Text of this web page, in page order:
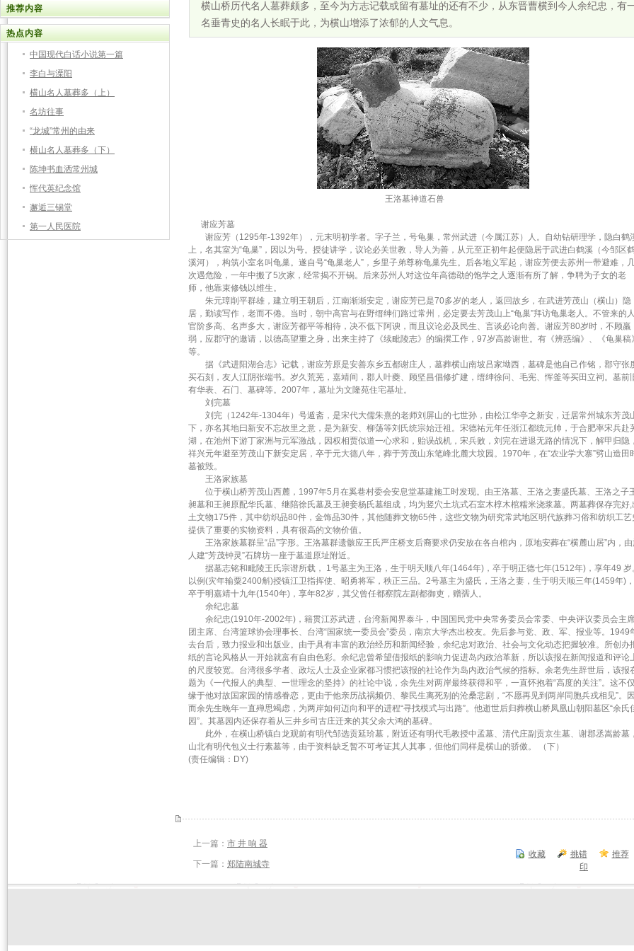
推荐内容
热点内容
中国现代白话小说第一篇
李白与溧阳
横山名人墓葬多（上）
名坊往事
“龙城”常州的由来
横山名人墓葬多（下）
陈坤书血洒常州城
恽代英纪念馆
邂逅三锡堂
第一人民医院
横山桥历代名人墓葬颇多，至今为方志记载或留有墓址的还有不少，从东晋曹横到今人余纪忠，有
名垂青史的名人长眠于此，为横山增添了浓郁的人文气息。
王洛墓神道石兽
谢应芳墓
谢应芳（1295年-1392年），元末明初学者。字子兰，号龟巢，常州武进（今属江苏）人。自幼钻研理学，隐白鹤
上，名其室为“龟巢”，因以为号。授徒讲学，议论必关世教，导人为善，从元至正初年起便隐居于武进白鹤溪（今邹区
溪河），构筑小室名叫龟巢。遂自号“龟巢老人”，乡里子弟尊称龟巢先生。后各地义军起，谢应芳便去苏州一带避难，
次遇危险，一年中搬了5次家，经常揭不开锅。后来苏州人对这位年高德劭的饱学之人逐渐有所了解，争聘为子女的老
师，他靠束修钱以维生。
朱元璋削平群雄，建立明王朝后，江南渐渐安定，谢应芳已是70多岁的老人，返回故乡，在武进芳茂山（横山）隐
居，勤读写作，老而不倦。当时，朝中高官与在野缙绅们路过常州，必定要去芳茂山上“龟巢”拜访龟巢老人。不管来的人
官阶多高、名声多大，谢应芳都平等相待，决不低下阿谀，而且议论必及民生、言谈必论向善。谢应芳80岁时，不顾羸
弱，应郡守的邀请，以德高望重之身，出来主持了《续毗陵志》的编撰工作，97岁高龄谢世。有《辨惑编》、《龟巢稿》
等。
据《武进阳湖合志》记载，谢应芳原是安善东乡五都谢庄人，墓葬横山南坡吕家坳西，墓碑是他自己作铭，郡守张
买石刻，友人江阴张端书。岁久荒芜，嘉靖间，郡人叶夔、顾坚昌倡修扩建，缙绅徐问、毛宪、恽釜等买田立祠。墓前
有华表、石门、墓碑等。2007年，墓址为文隆苑住宅基址。
刘完墓
刘完（1242年-1304年）号遁斋，是宋代大儒朱熹的老师刘屏山的七世孙，由松江华亭之新安，迁居常州城东芳茂
下，亦名其地曰新安不忘故里之意，是为新安、柳荡等刘氏统宗始迁祖。宋德祐元年任浙江都统元帅，于合肥率宋兵赴
湖，在池州下游丁家洲与元军激战，因权相贾似道一心求和，贻误战机，宋兵败，刘完在进退无路的情况下，解甲归隐，
祥兴元年避至芳茂山下新安定居，卒于元大德八年，葬于芳茂山东笔峰北麓大坟园。1970年，在“农业学大寨”劈山造田
墓被毁。
王洛家族墓
位于横山桥芳茂山西麓，1997年5月在奚巷村委会安息堂基建施工时发现。由王洛墓、王洛之妻盛氏墓、王洛之子
昶墓和王昶原配华氏墓、继陪徐氏墓及王昶妾杨氏墓组成，均为竖穴土坑式石室木椁木棺糯米浇浆墓。两墓葬保存完好,
土文物175件，其中纺织品80件，金饰品30件，其他随葬文物65件，这些文物为研究常武地区明代族葬习俗和纺织工艺
提供了重要的实物资料，具有很高的文物价值。
王洛家族墓群呈“品”字形。王洛墓群遗骸应王氏严庄桥支后裔要求仍安放在各自棺内，原地安葬在“横麓山居”内，由
人建“芳茂钟灵”石牌坊一座于墓道原址附近。
据墓志铭和毗陵王氏宗谱所载， 1号墓主为王洛，生于明天顺八年(1464年)，卒于明正德七年(1512年)，享年49 岁
以例(灾年输粟2400斛)授镇江卫指挥使、昭勇将军，秩正三品。2号墓主为盛氏，王洛之妻，生于明天顺三年(1459年)，
卒于明嘉靖十九年(1540年)，享年82岁，其父曾任都察院左副都御吏，赠孺人。
余纪忠墓
余纪忠(1910年-2002年)，籍贯江苏武进，台湾新闻界泰斗，中国国民党中央常务委员会常委、中央评议委员会主
团主席、台湾篮球协会理事长、台湾“国家统一委员会”委员，南京大学杰出校友。先后参与党、政、军、报业等。1949
去台后，致力报业和出版业。由于具有丰富的政治经历和新闻经验，余纪忠对政治、社会与文化动态把握较准。所创办
纸的言论风格从一开始就富有自由色彩。余纪忠曾希望借报纸的影响力促进岛内政治革新，所以该报在新闻报道和评论
的尺度较宽。台湾很多学者、政坛人士及企业家都习惯把该报的社论作为岛内政治气候的指标。余老先生辞世后，该报
题为《一代报人的典型、一世理念的坚持》的社论中说，余先生对两岸最终获得和平，一直怀抱着“高度的关注”。这不仅
缘于他对故国家园的情感眷恋，更由于他亲历战祸频仍、黎民生离死别的沧桑悲剧，“不愿再见到两岸同胞兵戎相见”。因
而余先生晚年一直殚思竭虑，为两岸如何迈向和平的进程“寻找模式与出路”。他逝世后归葬横山桥凤凰山朝阳墓区“余氏
园”。其墓园内还保存着从三井乡司古庄迁来的其父余大鸿的墓碑。
此外，在横山桥镇白龙观前有明代邹选贡延玠墓，附近还有明代毛教授中孟墓、清代庄副贡京生墓、谢郡丞嵩龄墓，
山北有明代包义士行素墓等，由于资料缺乏暂不可考证其人其事，但他们同样是横山的骄傲。 （下）
(责任编辑：DY)
上一篇： 市 井 响 器
下一篇： 郑陆南城寺
收藏 挑错 推荐
印